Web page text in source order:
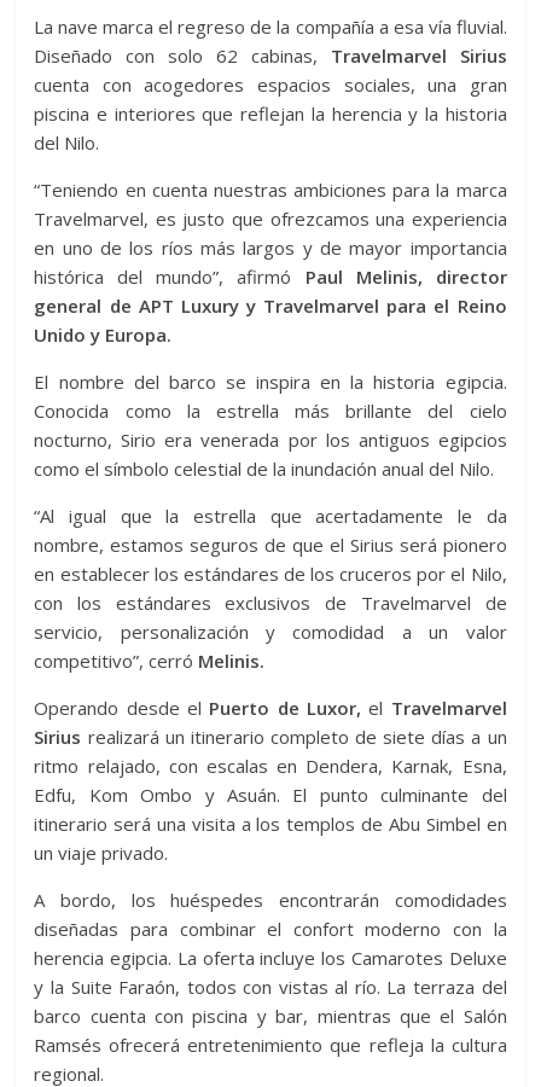
La nave marca el regreso de la compañía a esa vía fluvial.
Diseñado con solo 62 cabinas, Travelmarvel Sirius
cuenta con acogedores espacios sociales, una gran
piscina e interiores que reflejan la herencia y la historia
del Nilo.
“Teniendo en cuenta nuestras ambiciones para la marca
Travelmarvel, es justo que ofrezcamos una experiencia
en uno de los ríos más largos y de mayor importancia
histórica del mundo”, afirmó Paul Melinis, director
general de APT Luxury y Travelmarvel para el Reino
Unido y Europa.
El nombre del barco se inspira en la historia egipcia.
Conocida como la estrella más brillante del cielo
nocturno, Sirio era venerada por los antiguos egipcios
como el símbolo celestial de la inundación anual del Nilo.
“Al igual que la estrella que acertadamente le da
nombre, estamos seguros de que el Sirius será pionero
en establecer los estándares de los cruceros por el Nilo,
con los estándares exclusivos de Travelmarvel de
servicio, personalización y comodidad a un valor
competitivo”, cerró Melinis.
Operando desde el Puerto de Luxor, el Travelmarvel
Sirius realizará un itinerario completo de siete días a un
ritmo relajado, con escalas en Dendera, Karnak, Esna,
Edfu, Kom Ombo y Asuán. El punto culminante del
itinerario será una visita a los templos de Abu Simbel en
un viaje privado.
A bordo, los huéspedes encontrarán comodidades
diseñadas para combinar el confort moderno con la
herencia egipcia. La oferta incluye los Camarotes Deluxe
y la Suite Faraón, todos con vistas al río. La terraza del
barco cuenta con piscina y bar, mientras que el Salón
Ramsés ofrecerá entretenimiento que refleja la cultura
regional.